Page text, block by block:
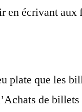
en écrivant
plate que les
de